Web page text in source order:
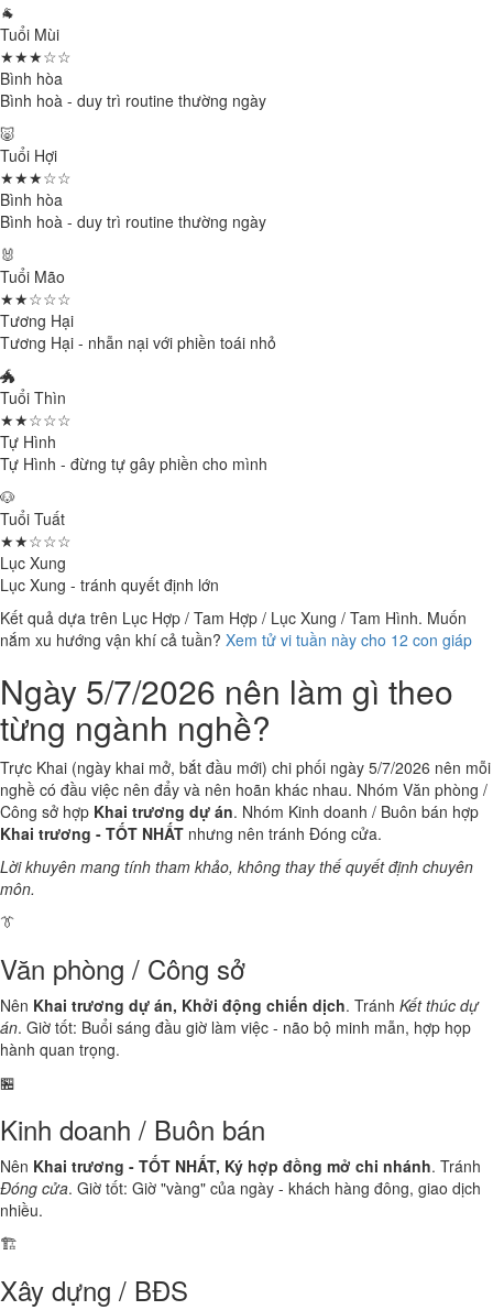
🐐
Tuổi Mùi
★★★☆☆
Bình hòa
Bình hoà - duy trì routine thường ngày
🐷
Tuổi Hợi
★★★☆☆
Bình hòa
Bình hoà - duy trì routine thường ngày
🐰
Tuổi Mão
★★☆☆☆
Tương Hại
Tương Hại - nhẫn nại với phiền toái nhỏ
🐲
Tuổi Thìn
★★☆☆☆
Tự Hình
Tự Hình - đừng tự gây phiền cho mình
🐶
Tuổi Tuất
★★☆☆☆
Lục Xung
Lục Xung - tránh quyết định lớn
Kết quả dựa trên Lục Hợp / Tam Hợp / Lục Xung / Tam Hình. Muốn
nắm xu hướng vận khí cả tuần? Xem tử vi tuần này cho 12 con giáp
Ngày 5/7/2026 nên làm gì theo
từng ngành nghề?
Trực Khai (ngày khai mở, bắt đầu mới) chi phối ngày 5/7/2026 nên mỗi
nghề có đầu việc nên đẩy và nên hoãn khác nhau. Nhóm Văn phòng /
Công sở hợp Khai trương dự án. Nhóm Kinh doanh / Buôn bán hợp
Khai trương - TỐT NHẤT nhưng nên tránh Đóng cửa.
Lời khuyên mang tính tham khảo, không thay thế quyết định chuyên
môn.
👔
Văn phòng / Công sở
Nên Khai trương dự án, Khởi động chiến dịch. Tránh Kết thúc dự
án. Giờ tốt: Buổi sáng đầu giờ làm việc - não bộ minh mẫn, hợp họp
hành quan trọng.
🏪
Kinh doanh / Buôn bán
Nên Khai trương - TỐT NHẤT, Ký hợp đồng mở chi nhánh. Tránh
Đóng cửa. Giờ tốt: Giờ "vàng" của ngày - khách hàng đông, giao dịch
nhiều.
🏗️
Xây dựng / BĐS